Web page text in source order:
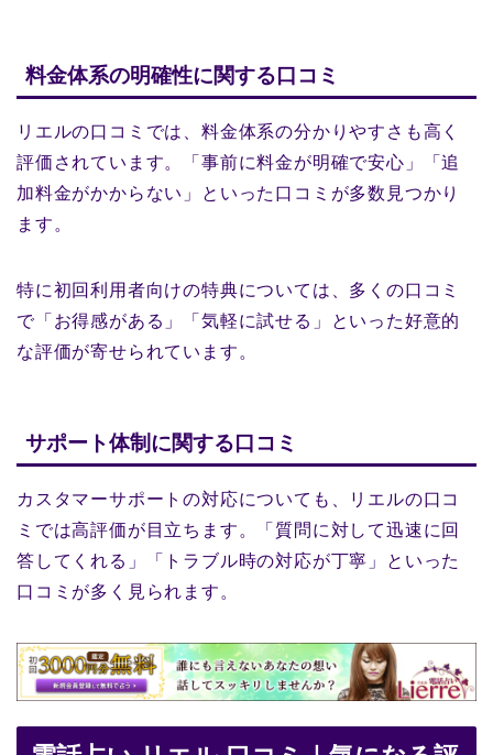
料金体系の明確性に関する口コミ
リエルの口コミでは、料金体系の分かりやすさも高く
評価されています。「事前に料金が明確で安心」「追
加料金がかからない」といった口コミが多数見つかり
ます。
特に初回利用者向けの特典については、多くの口コミ
で「お得感がある」「気軽に試せる」といった好意的
な評価が寄せられています。
サポート体制に関する口コミ
カスタマーサポートの対応についても、リエルの口コ
ミでは高評価が目立ちます。「質問に対して迅速に回
答してくれる」「トラブル時の対応が丁寧」といった
口コミが多く見られます。